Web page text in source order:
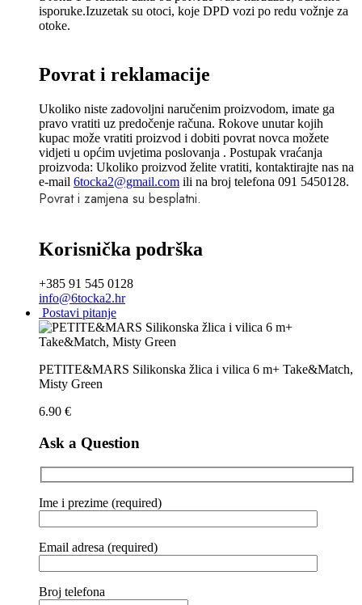
isporuke.Izuzetak su otoci, koje DPD vozi po redu vožnje za
otoke.
Povrat i reklamacije
Ukoliko niste zadovoljni naručenim proizvodom, imate ga
pravo vratiti uz predočenje računa. Rokove unutar kojih
kupac može vratiti proizvod i dobiti povrat novca možete
vidjeti u općim uvjetima poslovanja . Postupak vraćanja
proizvoda: Ukoliko proizvod želite vratiti, kontaktirajte nas na
e-mail 6tocka2@gmail.com ili na broj telefona 091 5450128.
Povrat i zamjena su besplatni.
Korisnička podrška
+385 91 545 0128
info@6tocka2.hr
Postavi pitanje
PETITE&MARS Silikonska žlica i vilica 6 m+ Take&Match,
Misty Green
6.90 €
Ask a Question
Ime i prezime (required)
Email adresa (required)
Broj telefona